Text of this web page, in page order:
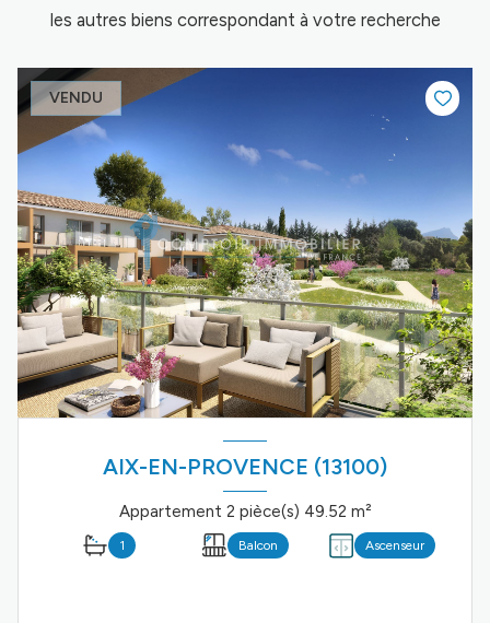
les autres biens correspondant à votre recherche
VENDU
AIX-EN-PROVENCE (13100)
Appartement 2 pièce(s) 49.52 m²
1 Balcon Ascenseur